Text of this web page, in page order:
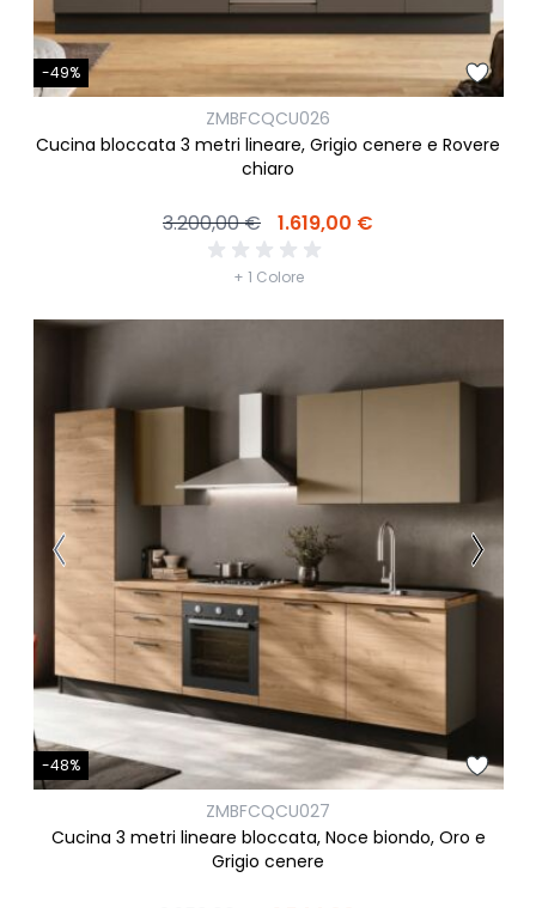
-49%
ZMBFCQCU026
Cucina bloccata 3 metri lineare, Grigio cenere e Rovere
chiaro
3.200,00 € 1.619,00 €
+ 1 Colore
-48%
ZMBFCQCU027
Cucina 3 metri lineare bloccata, Noce biondo, Oro e
Grigio cenere